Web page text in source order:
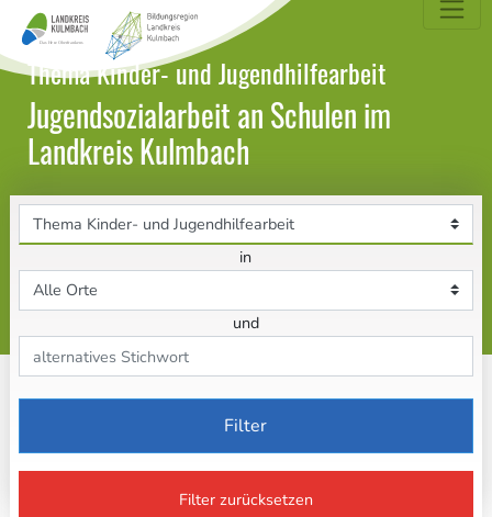
Landkreis Kulmbach
Thema Kinder- und Jugendhilfearbeit
Jugendsozialarbeit an Schulen im
Landkreis Kulmbach
Themenbereich
in
Ort
und
Stichwort
Filter
Filter zurücksetzen